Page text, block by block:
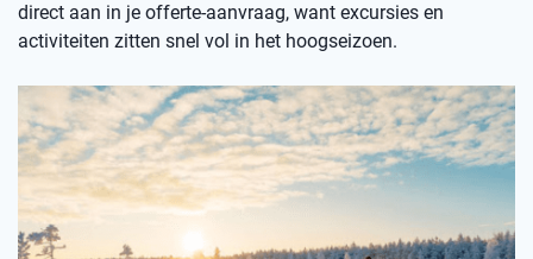
direct aan in je offerte-aanvraag, want excursies en
activiteiten zitten snel vol in het hoogseizoen.